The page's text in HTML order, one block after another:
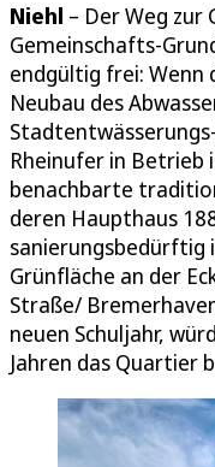
Niehl – Der Weg zur
Gemeinschafts-
endgültig frei: Wenn
Neubau des
Rheinufer in Betrieb
benachbarte
deren Haupthaus
sanierungsbedürftig
Grünfläche an der
Straße/
neuen Schuljahr,
Jahren das Quartier